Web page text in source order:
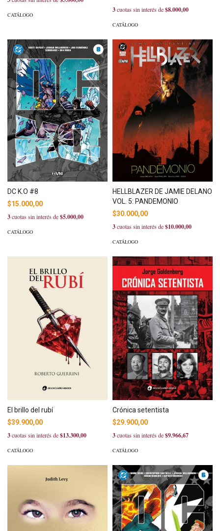
CATÁLOGO
3cuotas sin interés de$8.000,00
CATÁLOGO
DC K.O #8
$15.000,00
3cuotas sin interés de$5.000,00
CATÁLOGO
HELLBLAZER DE JAMIE DELANO
VOL. 5: PANDEMONIO
$30.000,00
3cuotas sin interés de$10.000,00
CATÁLOGO
El brillo del rubí
$39.900,00
3cuotas sin interés de$13.300,00
CATÁLOGO
Crónica setentista
$29.900,00
3cuotas sin interés de$9.966,67
CATÁLOGO